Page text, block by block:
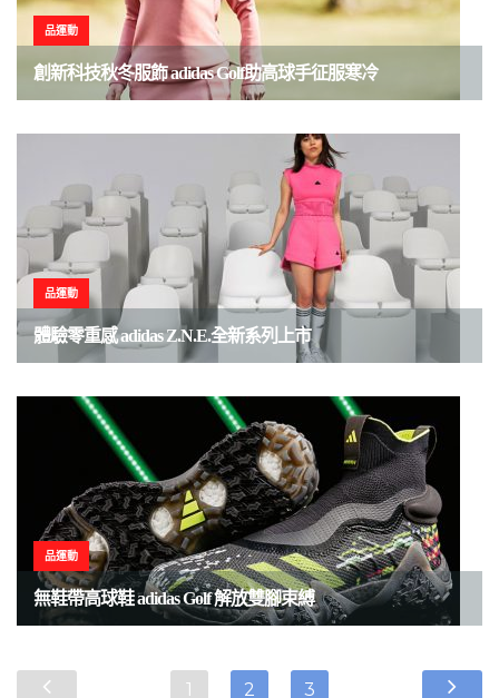
品運動
創新科技秋冬服飾 adidas Golf助高球手征服寒冷
品運動
體驗零重感 adidas Z.N.E.全新系列上市
品運動
無鞋帶高球鞋 adidas Golf 解放雙腳束縛
1 2 3